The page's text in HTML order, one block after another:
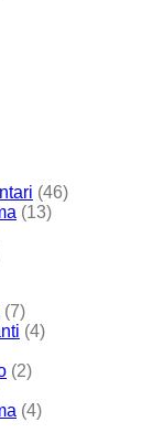
(46)
(13)
(7)
(4)
(2)
(4)